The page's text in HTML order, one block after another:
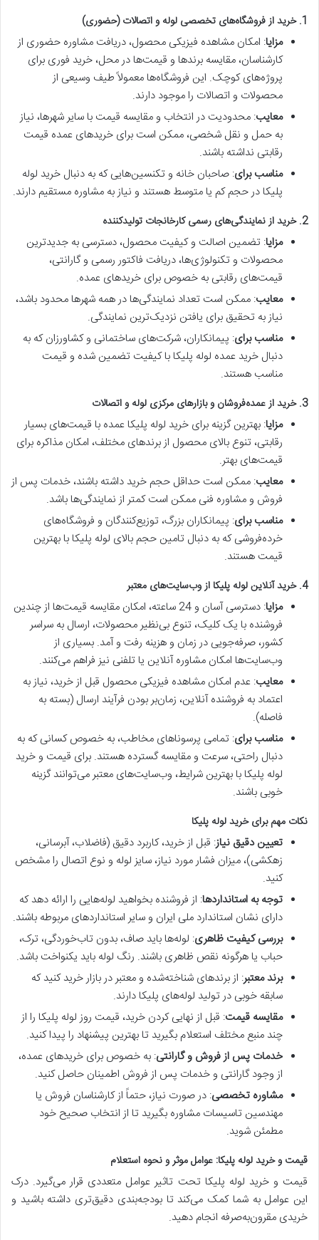
1. خرید از فروشگاه‌های تخصصی لوله و اتصالات (حضوری)
مزایا: امکان مشاهده فیزیکی محصول، دریافت مشاوره حضوری از
کارشناسان، مقایسه برندها و قیمت‌ها در محل، خرید فوری برای
پروژه‌های کوچک. این فروشگاه‌ها معمولاً طیف وسیعی از
محصولات و اتصالات را موجود دارند.
معایب: محدودیت در انتخاب و مقایسه قیمت با سایر شهرها، نیاز
به حمل و نقل شخصی، ممکن است برای خریدهای عمده قیمت
رقابتی نداشته باشند.
مناسب برای: صاحبان خانه و تکنسین‌هایی که به دنبال خرید لوله
پلیکا در حجم کم یا متوسط هستند و نیاز به مشاوره مستقیم دارند.
2. خرید از نمایندگی‌های رسمی کارخانجات تولیدکننده
مزایا: تضمین اصالت و کیفیت محصول، دسترسی به جدیدترین
محصولات و تکنولوژی‌ها، دریافت فاکتور رسمی و گارانتی،
قیمت‌های رقابتی به خصوص برای خریدهای عمده.
معایب: ممکن است تعداد نمایندگی‌ها در همه شهرها محدود باشد،
نیاز به تحقیق برای یافتن نزدیک‌ترین نمایندگی.
مناسب برای: پیمانکاران، شرکت‌های ساختمانی و کشاورزان که به
دنبال خرید عمده لوله پلیکا با کیفیت تضمین شده و قیمت
مناسب هستند.
3. خرید از عمده‌فروشان و بازارهای مرکزی لوله و اتصالات
مزایا: بهترین گزینه برای خرید لوله پلیکا عمده با قیمت‌های بسیار
رقابتی، تنوع بالای محصول از برندهای مختلف، امکان مذاکره برای
قیمت‌های بهتر.
معایب: ممکن است حداقل حجم خرید داشته باشند، خدمات پس از
فروش و مشاوره فنی ممکن است کمتر از نمایندگی‌ها باشد.
مناسب برای: پیمانکاران بزرگ، توزیع‌کنندگان و فروشگاه‌های
خرده‌فروشی که به دنبال تامین حجم بالای لوله پلیکا با بهترین
قیمت هستند.
4. خرید آنلاین لوله پلیکا از وب‌سایت‌های معتبر
مزایا
: دسترسی آسان و 24 ساعته، امکان مقایسه قیمت‌ها از چندین
فروشنده با یک کلیک، تنوع بی‌نظیر محصولات، ارسال به سراسر
کشور، صرفه‌جویی در زمان و هزینه رفت و آمد. بسیاری از
وب‌سایت‌ها امکان مشاوره آنلاین یا تلفنی نیز فراهم می‌کنند.
معایب: عدم امکان مشاهده فیزیکی محصول قبل از خرید، نیاز به
اعتماد به فروشنده آنلاین، زمان‌بر بودن فرآیند ارسال (بسته به
فاصله).
مناسب برای: تمامی پرسوناهای مخاطب، به خصوص کسانی که به
دنبال راحتی، سرعت و مقایسه گسترده هستند. برای قیمت و خرید
لوله پلیکا با بهترین شرایط، وب‌سایت‌های معتبر می‌توانند گزینه
خوبی باشند.
نکات مهم برای خرید لوله پلیکا
تعیین دقیق نیاز: قبل از خرید، کاربرد دقیق (فاضلاب، آبرسانی،
زهکشی)، میزان فشار مورد نیاز، سایز لوله و نوع اتصال را مشخص
کنید.
توجه به استانداردها: از فروشنده بخواهید لوله‌هایی را ارائه دهد که
دارای نشان استاندارد ملی ایران و سایر استانداردهای مربوطه باشند.
بررسی کیفیت ظاهری: لوله‌ها باید صاف، بدون تاب‌خوردگی، ترک،
حباب یا هرگونه نقص ظاهری باشند. رنگ لوله باید یکنواخت باشد.
برند معتبر: از برندهای شناخته‌شده و معتبر در بازار خرید کنید که
سابقه خوبی در تولید لوله‌های پلیکا دارند.
مقایسه قیمت: قبل از نهایی کردن خرید، قیمت روز لوله پلیکا را از
چند منبع مختلف استعلام بگیرید تا بهترین پیشنهاد را پیدا کنید.
خدمات پس از فروش و گارانتی: به خصوص برای خریدهای عمده،
از وجود گارانتی و خدمات پس از فروش اطمینان حاصل کنید.
مشاوره تخصصی: در صورت نیاز، حتماً از کارشناسان فروش یا
مهندسین تاسیسات مشاوره بگیرید تا از انتخاب صحیح خود
مطمئن شوید.
قیمت و خرید لوله پلیکا: عوامل موثر و نحوه استعلام
قیمت و خرید لوله پلیکا تحت تاثیر عوامل متعددی قرار می‌گیرد. درک
این عوامل به شما کمک می‌کند تا بودجه‌بندی دقیق‌تری داشته باشید و
خریدی مقرون‌به‌صرفه انجام دهید.